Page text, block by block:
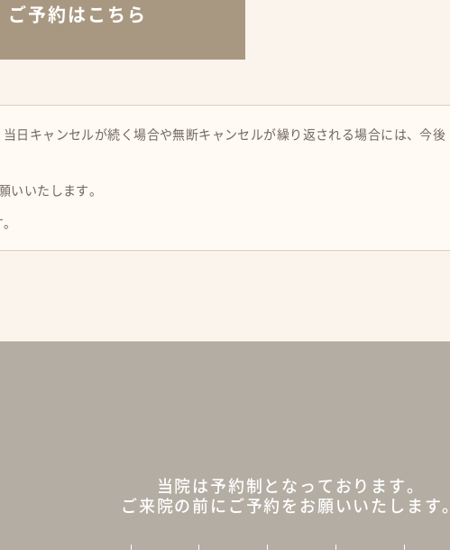
ご予約はこちら
日キャンセルが続く場合や無断キャンセルが繰り返される場合には、今後
いたします。
当院は予約制となっております。
ご来院の前にご予約をお願いいたします。